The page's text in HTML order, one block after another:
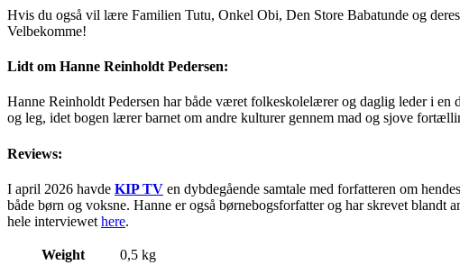
Hvis du også vil lære Familien Tutu, Onkel Obi, Den Store Babatunde og
Velbekomme!
Lidt om Hanne Reinholdt Pedersen:
Hanne Reinholdt Pedersen har både været folkeskolelærer og daglig leder i
og leg, idet bogen lærer barnet om andre kulturer gennem mad og sjove
Reviews:
I april 2026 havde KIP TV en dybdegående samtale med forfatteren om
både børn og voksne. Hanne er også børnebogsforfatter og har skrevet
hele interviewet here.
Weight
0,5 kg